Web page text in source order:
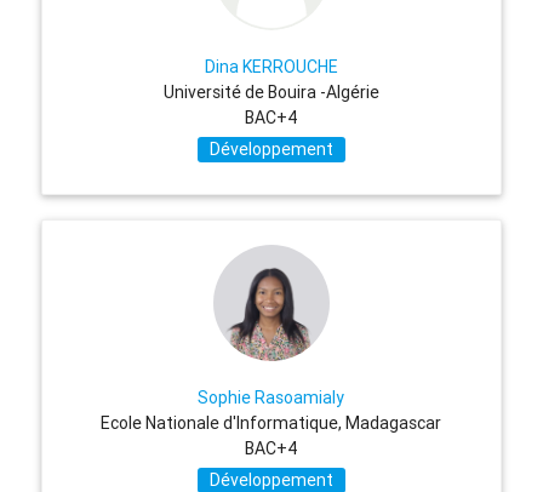
Dina KERROUCHE
Université de Bouira -Algérie
BAC+4
Développement
Sophie Rasoamialy
Ecole Nationale d'Informatique, Madagascar
BAC+4
Développement